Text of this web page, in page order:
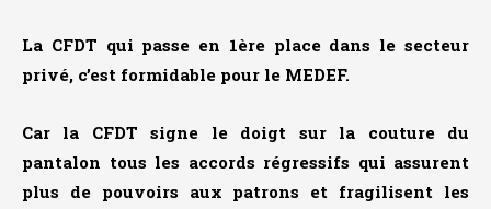
La CFDT qui passe en 1ère place dans le secteur
privé, c’est formidable pour le MEDEF.
Car la CFDT signe le doigt sur la couture du
pantalon tous les accords régressifs qui assurent
plus de pouvoirs aux patrons et fragilisent les